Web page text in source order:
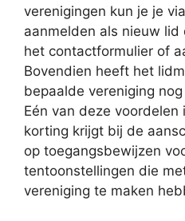
verenigingen kun je je
aanmelden als nieuw lid
het contactformulier of
Bovendien heeft het
bepaalde vereniging
Eén van deze
korting krijgt bij de
op toegangsbewijzen
tentoonstellingen die
vereniging te maken